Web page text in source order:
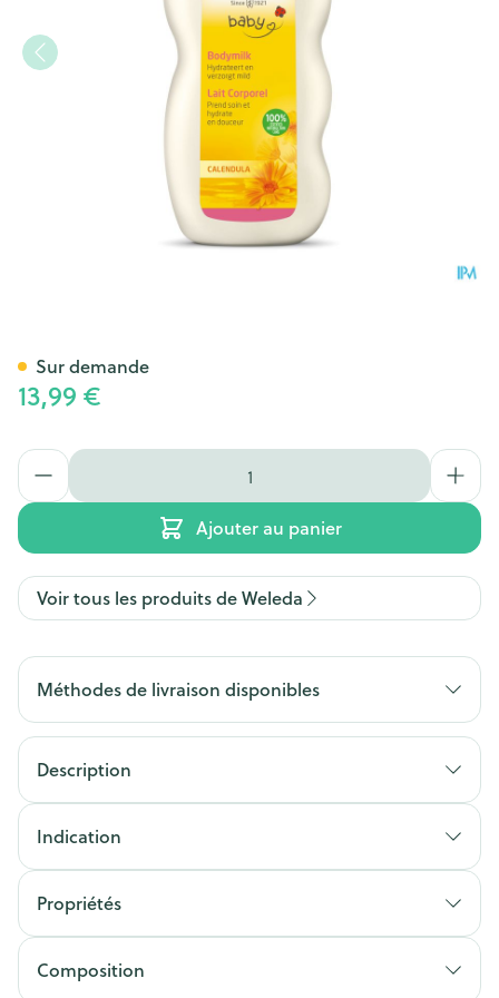
13,99 €
Quantité
Ajouter au panier
Sur demande
Voir tous les produits de Weleda
Méthodes de livraison disponibles
Description
Indication
Propriétés
Composition